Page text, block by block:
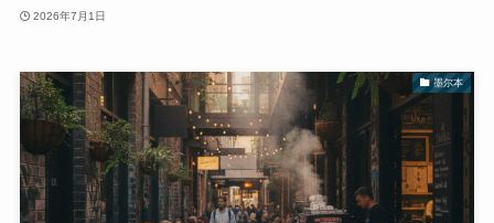
2026年7月1日
墨尔本